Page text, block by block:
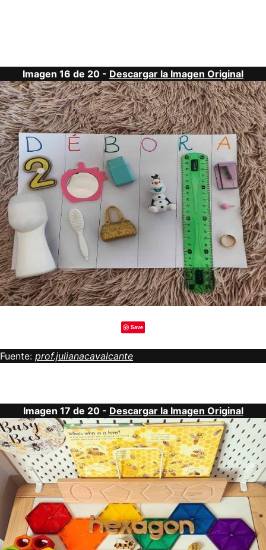
Imagen 16 de 20 - Descargar la Imagen Original
Save
Fuente: prof.julianacavalcante
Imagen 17 de 20 - Descargar la Imagen Original